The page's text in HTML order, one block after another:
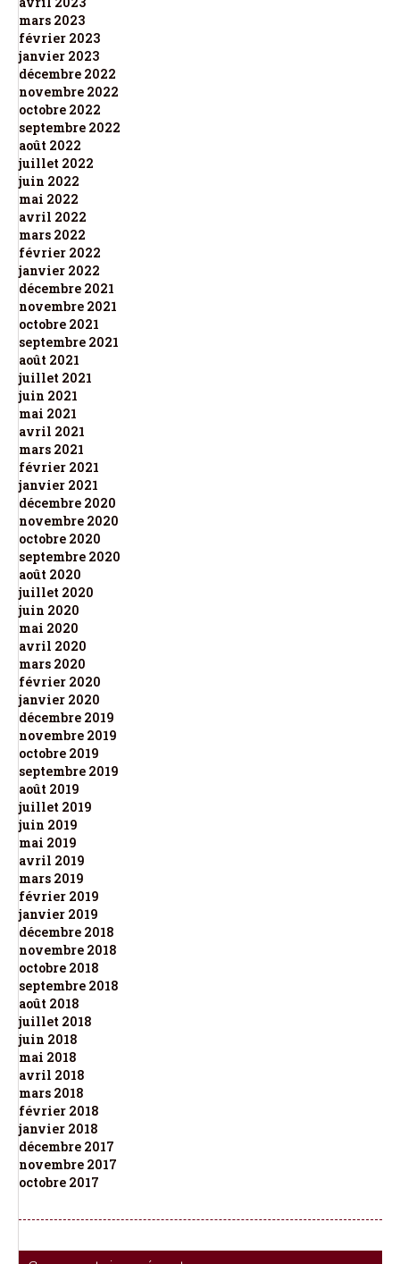
mars 2023
février 2023
janvier 2023
décembre 2022
novembre 2022
octobre 2022
septembre 2022
août 2022
juillet 2022
juin 2022
mai 2022
avril 2022
mars 2022
février 2022
janvier 2022
décembre 2021
novembre 2021
octobre 2021
septembre 2021
août 2021
juillet 2021
juin 2021
mai 2021
avril 2021
mars 2021
février 2021
janvier 2021
décembre 2020
novembre 2020
octobre 2020
septembre 2020
août 2020
juillet 2020
juin 2020
mai 2020
avril 2020
mars 2020
février 2020
janvier 2020
décembre 2019
novembre 2019
octobre 2019
septembre 2019
août 2019
juillet 2019
juin 2019
mai 2019
avril 2019
mars 2019
février 2019
janvier 2019
décembre 2018
novembre 2018
octobre 2018
septembre 2018
août 2018
juillet 2018
juin 2018
mai 2018
avril 2018
mars 2018
février 2018
janvier 2018
décembre 2017
novembre 2017
octobre 2017